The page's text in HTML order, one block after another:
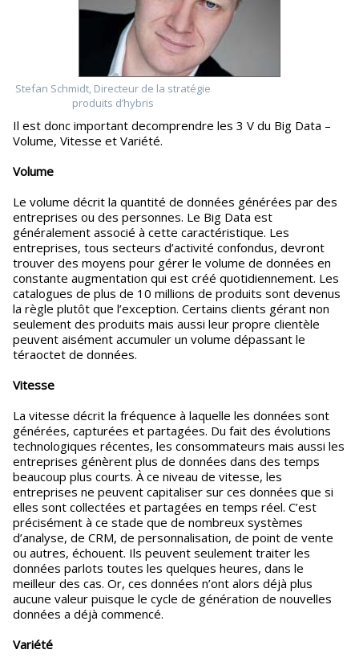
Stefan Schmidt, Directeur de la stratégie
produits d’hybris
Il est donc important decomprendre les 3 V du Big Data –
Volume, Vitesse et Variété.
Volume
Le volume décrit la quantité de données générées par des
entreprises ou des personnes. Le Big Data est
généralement associé à cette caractéristique. Les
entreprises, tous secteurs d’activité confondus, devront
trouver des moyens pour gérer le volume de données en
constante augmentation qui est créé quotidiennement. Les
catalogues de plus de 10 millions de produits sont devenus
la règle plutôt que l’exception. Certains clients gérant non
seulement des produits mais aussi leur propre clientèle
peuvent aisément accumuler un volume dépassant le
téraoctet de données.
Vitesse
La vitesse décrit la fréquence à laquelle les données sont
générées, capturées et partagées. Du fait des évolutions
technologiques récentes, les consommateurs mais aussi les
entreprises génèrent plus de données dans des temps
beaucoup plus courts. À ce niveau de vitesse, les
entreprises ne peuvent capitaliser sur ces données que si
elles sont collectées et partagées en temps réel. C’est
précisément à ce stade que de nombreux systèmes
d’analyse, de CRM, de personnalisation, de point de vente
ou autres, échouent. Ils peuvent seulement traiter les
données parlots toutes les quelques heures, dans le
meilleur des cas. Or, ces données n’ont alors déjà plus
aucune valeur puisque le cycle de génération de nouvelles
données a déjà commencé.
Variété